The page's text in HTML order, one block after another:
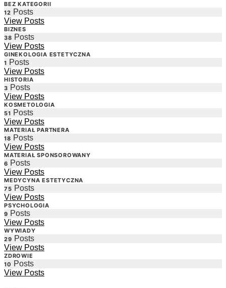
BEZ KATEGORII
12 Posts
View Posts
BIZNES
38 Posts
View Posts
GINEKOLOGIA ESTETYCZNA
1 Posts
View Posts
HISTORIA
3 Posts
View Posts
KOSMETOLOGIA
51 Posts
View Posts
MATERIAŁ PARTNERA
18 Posts
View Posts
MATERIAŁ SPONSOROWANY
6 Posts
View Posts
MEDYCYNA ESTETYCZNA
75 Posts
View Posts
PSYCHOLOGIA
9 Posts
View Posts
WYWIADY
29 Posts
View Posts
ZDROWIE
10 Posts
View Posts